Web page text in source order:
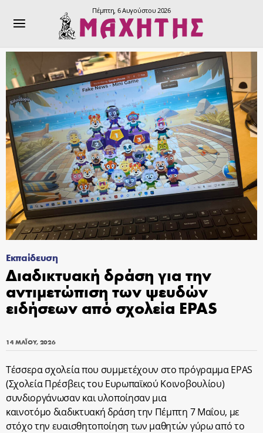
Πέμπτη, 6 Αυγούστου 2026
Εκπαίδευση
Διαδικτυακή δράση για την
αντιμετώπιση των ψευδών
ειδήσεων από σχολεία EPAS
14 ΜΑΪ́ΟΥ, 2026
Τέσσερα σχολεία που συμμετέχουν στο πρόγραμμα EPAS
(Σχολεία Πρέσβεις του Ευρωπαϊκού Κοινοβουλίου)
συνδιοργάνωσαν και υλοποίησαν μια
καινοτόμο διαδικτυακή δράση την Πέμπτη 7 Μαΐου, με
στόχο την ευαισθητοποίηση των μαθητών γύρω από το